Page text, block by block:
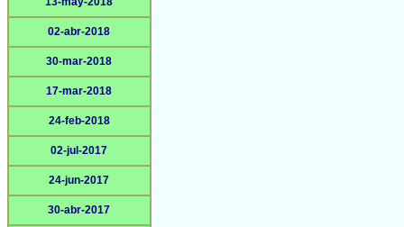
02-abr-2018
30-mar-2018
17-mar-2018
24-feb-2018
02-jul-2017
24-jun-2017
30-abr-2017